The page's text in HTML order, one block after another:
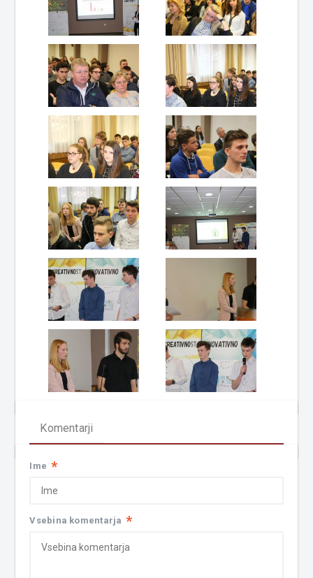
Komentarji
Ime *
Vsebina komentarja *